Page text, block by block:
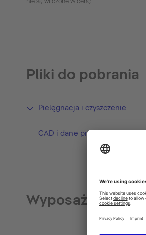
Pliki do pobrania
Pielęgnacja i czyszczenie
CAD i dane projektowe
Wyposażenie